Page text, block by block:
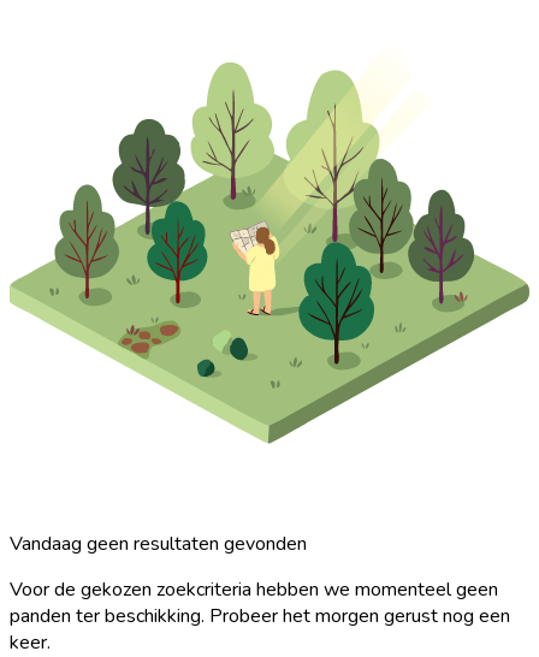
Vandaag geen resultaten gevonden
Voor de gekozen zoekcriteria hebben we momenteel geen
panden ter beschikking. Probeer het morgen gerust nog een
keer.